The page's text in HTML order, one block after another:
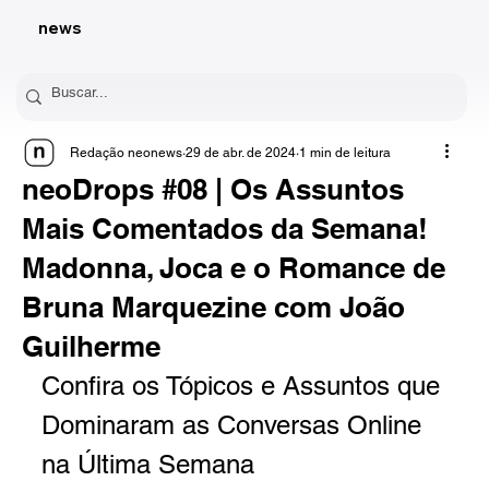
news
neoDrops #08 | Os Assuntos
Mais Comentados da Semana!
Madonna, Joca e o Romance de
Bruna Marquezine com João
Guilherme
Redação neonews 29 de abr. de 2024 1 min de leitura
Confira os Tópicos e Assuntos que
Dominaram as Conversas Online
na Última Semana